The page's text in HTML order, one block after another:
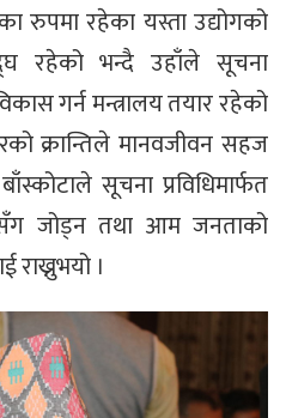
रुपमा रहेका यस्ता उद्योगको
रहेको भन्दै उहाँले सूचना
गर्न मन्त्रालय तयार रहेको
क्रान्तिले मानवजीवन सहज
सूचना प्रविधिमार्फत
जोड्न तथा आम जनताको
।